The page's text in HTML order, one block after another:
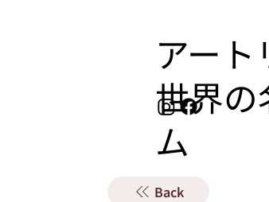
アート
世界
ム
Back